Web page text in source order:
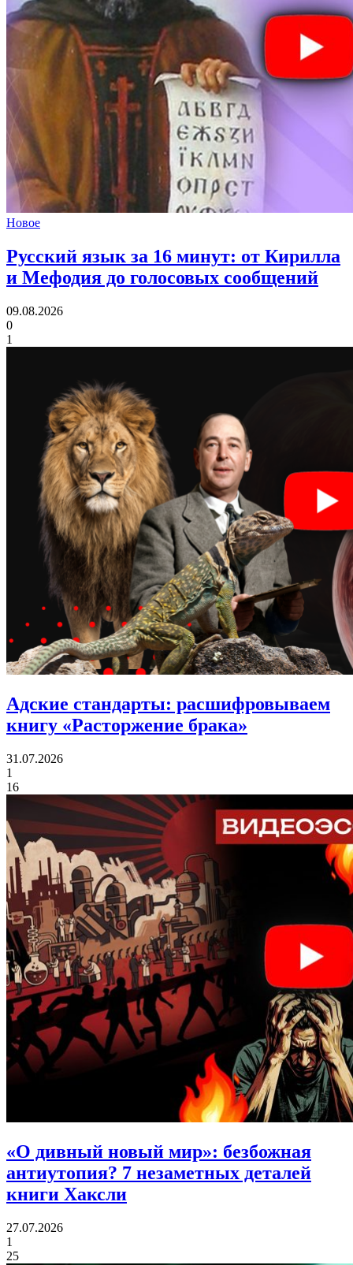
Новое
Русский язык за 16 минут: от Кирилла
и Мефодия до голосовых сообщений
09.08.2026
0
1
Адские стандарты: расшифровываем
книгу «Расторжение брака»
31.07.2026
1
16
«О дивный новый мир»: безбожная
антиутопия? 7 незаметных деталей
книги Хаксли
27.07.2026
1
25